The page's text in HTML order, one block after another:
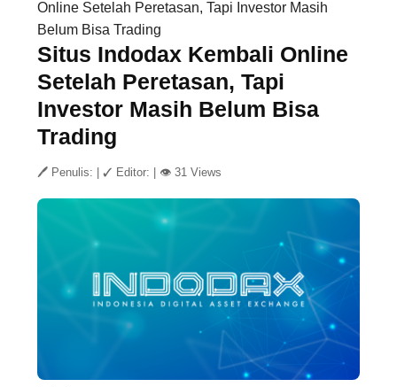
Online Setelah Peretasan, Tapi Investor Masih
Belum Bisa Trading
Situs Indodax Kembali Online
Setelah Peretasan, Tapi
Investor Masih Belum Bisa
Trading
🖊 Penulis: ✓ Editor: 👁 31 Views